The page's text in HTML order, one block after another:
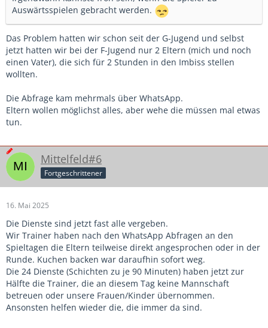
Auswärtsspielen gebracht werden.
Das Problem hatten wir schon seit der G-Jugend und selbst
jetzt hatten wir bei der F-Jugend nur 2 Eltern (mich und noch
einen Vater), die sich für 2 Stunden in den Imbiss stellen
wollten.
Die Abfrage kam mehrmals über WhatsApp.
Eltern wollen möglichst alles, aber wehe die müssen mal etwas
tun.
Mittelfeld#6
Fortgeschrittener
16. Mai 2025
Die Dienste sind jetzt fast alle vergeben.
Wir Trainer haben nach den WhatsApp Abfragen an den
Spieltagen die Eltern teilweise direkt angesprochen oder in der
Runde. Kuchen backen war daraufhin sofort weg.
Die 24 Dienste (Schichten zu je 90 Minuten) haben jetzt zur
Hälfte die Trainer, die an diesem Tag keine Mannschaft
betreuen oder unsere Frauen/Kinder übernommen.
Ansonsten helfen wieder die, die immer da sind.